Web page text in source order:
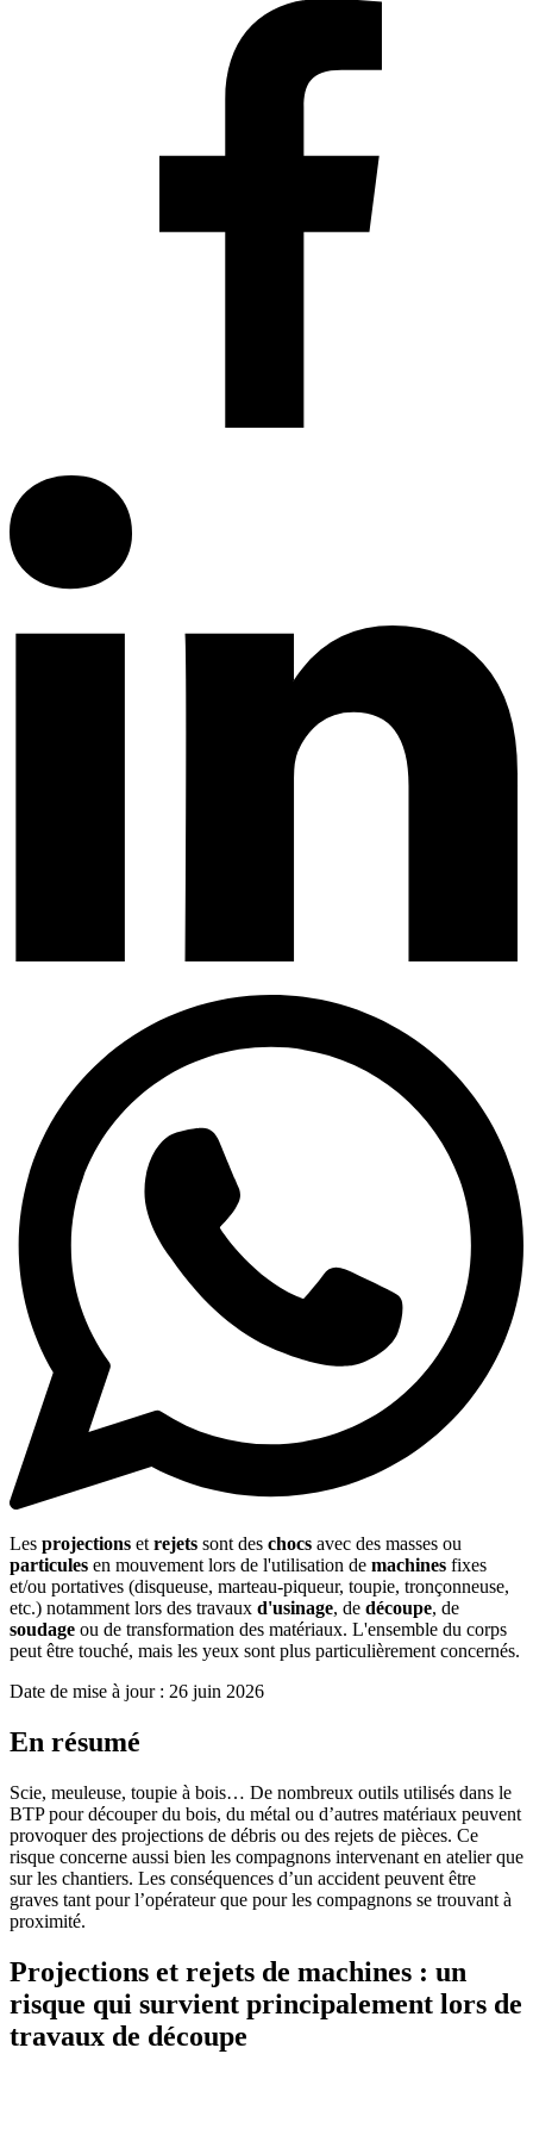
Les projections et rejets sont des chocs avec des masses ou
particules en mouvement lors de l'utilisation de machines fixes
et/ou portatives (disqueuse, marteau-piqueur, toupie, tronçonneuse,
etc.) notamment lors des travaux d'usinage, de découpe, de
soudage ou de transformation des matériaux. L'ensemble du corps
peut être touché, mais les yeux sont plus particulièrement concernés.
Date de mise à jour : 26 juin 2026
En résumé
Scie, meuleuse, toupie à bois… De nombreux outils utilisés dans le
BTP pour découper du bois, du métal ou d’autres matériaux peuvent
provoquer des projections de débris ou des rejets de pièces. Ce
risque concerne aussi bien les compagnons intervenant en atelier que
sur les chantiers. Les conséquences d’un accident peuvent être
graves tant pour l’opérateur que pour les compagnons se trouvant à
proximité.
Projections et rejets de machines : un
risque qui survient principalement lors de
travaux de découpe